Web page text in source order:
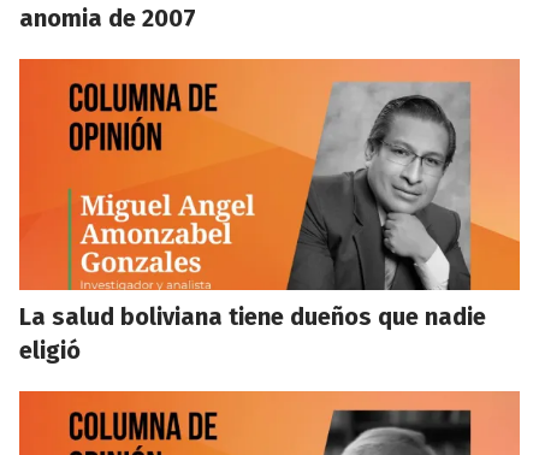
anomia de 2007
La salud boliviana tiene dueños que nadie
eligió